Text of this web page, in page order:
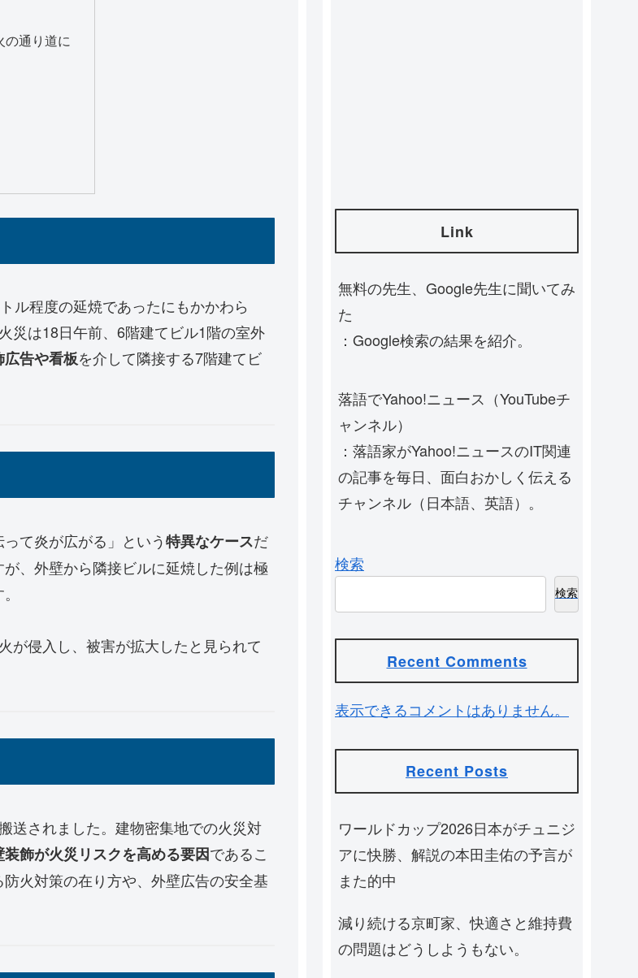
通り道に
ル程度の延焼であったにもかかわら
災は18日午前、6階建てビル1階の室外
広告や看板を介して隣接する7階建てビ
て炎が広がる」という特異なケースだ
、外壁から隣接ビルに延焼した例は極
が侵入し、被害が拡大したと見られて
送されました。建物密集地での火災対
飾が火災リスクを高める要因であるこ
火対策の在り方や、外壁広告の安全基
Link
無料の先生、Google先生に聞いてみ
た
：Google検索の結果を紹介。
落語でYahoo!ニュース（YouTubeチ
ャンネル）
：落語家がYahoo!ニュースのIT関連
の記事を毎日、面白おかしく伝える
チャンネル（日本語、英語）。
検索
検索
Recent Comments
表示できるコメントはありません。
Recent Posts
ワールドカップ2026日本がチュニジ
アに快勝、解説の本田圭佑の予言が
また的中
減り続ける京町家、快適さと維持費
の問題はどうしようもない。